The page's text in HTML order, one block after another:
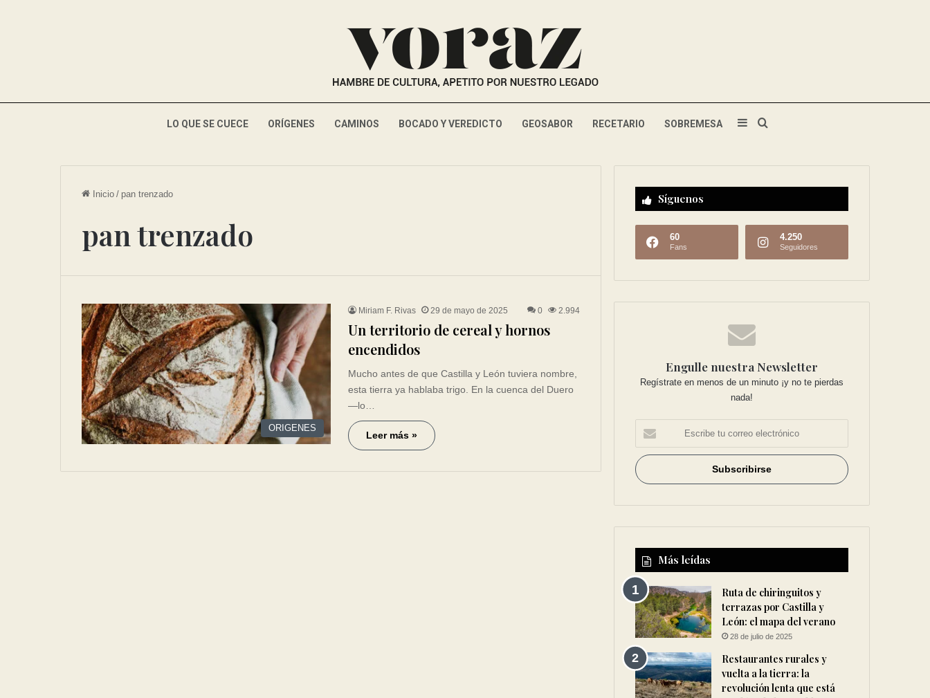
LO QUE SE CUECE ORÍGENES CAMINOS BOCADO Y VEREDICTO GEOSABOR RECETARIO SOBREMESA
Inicio / pan trenzado
pan trenzado
ORIGENES
Miriam F. Rivas 29 de mayo de 2025 0 2.994
Un territorio de cereal y hornos
encendidos
Mucho antes de que Castilla y León tuviera nombre,
esta tierra ya hablaba trigo. En la cuenca del Duero
—lo…
Leer más »
Síguenos
60
Fans
4.250
Seguidores
Engulle nuestra Newsletter
Regístrate en menos de un minuto ¡y no te pierdas
nada!
Más leídas
Ruta de chiringuitos y
terrazas por Castilla y
León: el mapa del verano
28 de julio de 2025
Restaurantes rurales y
vuelta a la tierra: la
revolución lenta que está